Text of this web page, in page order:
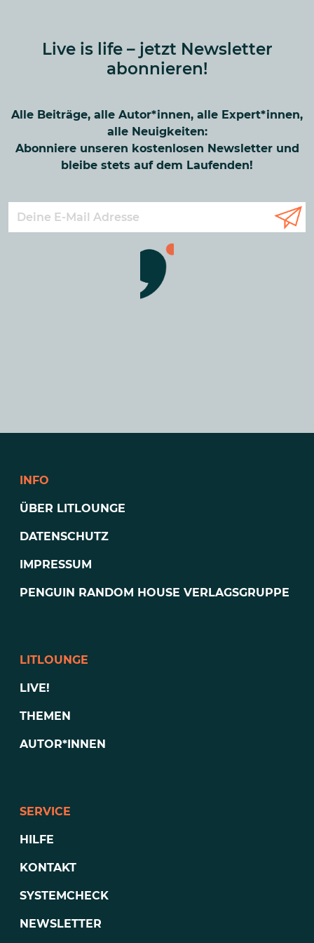
Live is life – jetzt Newsletter
abonnieren!
Alle Beiträge, alle Autor*innen, alle Expert*innen,
alle Neuigkeiten:
Abonniere unseren kostenlosen Newsletter und
bleibe stets auf dem Laufenden!
INFO
ÜBER LITLOUNGE
DATENSCHUTZ
IMPRESSUM
PENGUIN RANDOM HOUSE VERLAGSGRUPPE
LITLOUNGE
LIVE!
THEMEN
AUTOR*INNEN
SERVICE
HILFE
KONTAKT
SYSTEMCHECK
NEWSLETTER